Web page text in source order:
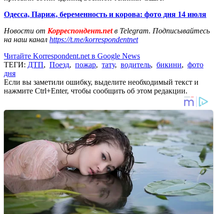
Одесса, Париж, беременность и корова: фото дня 14 июля
Новости от Корреспондент.netв Telegram. Подписывайтесь
на наш канал https://t.me/korrespondentnet
Читайте Korrespondent.net в Google News
ТЕГИ: ДТП, Поезд, пожар, тату, водитель, бикини, фото
дня
Если вы заметили ошибку, выделите необходимый текст и
нажмите Ctrl+Enter, чтобы сообщить об этом редакции.